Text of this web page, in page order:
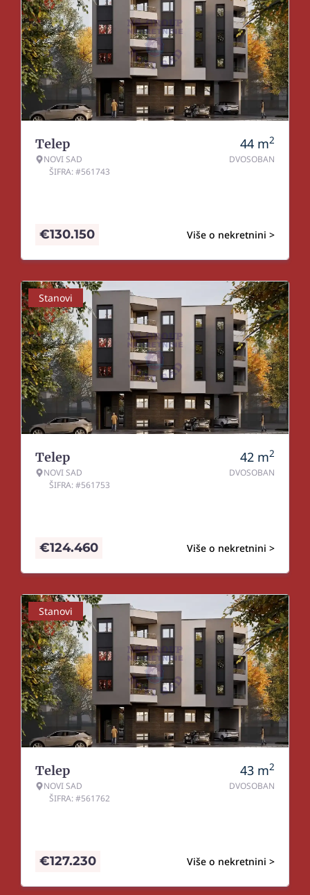
Telep
NOVI SAD
ŠIFRA: #561743
44 m2
DVOSOBAN
Više o nekretnini >
€130.150
Stanovi
Telep
NOVI SAD
ŠIFRA: #561753
42 m2
DVOSOBAN
Više o nekretnini >
€124.460
Stanovi
Telep
NOVI SAD
ŠIFRA: #561762
43 m2
DVOSOBAN
Više o nekretnini >
€127.230